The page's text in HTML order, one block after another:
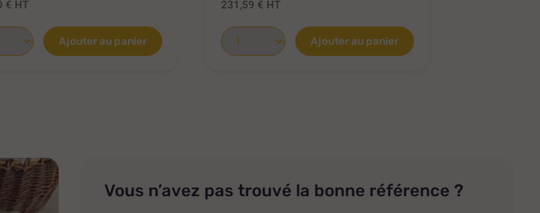
€ HT
Ajouter au panier
231,59 € HT
Ajouter au panier
Vous n’avez pas trouvé la bonne référence ?